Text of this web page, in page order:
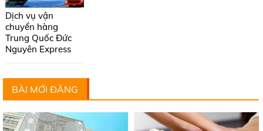
Dịch vụ vận
chuyển hàng
Trung Quốc Đức
Nguyên Express
BÀI MỚI ĐĂNG